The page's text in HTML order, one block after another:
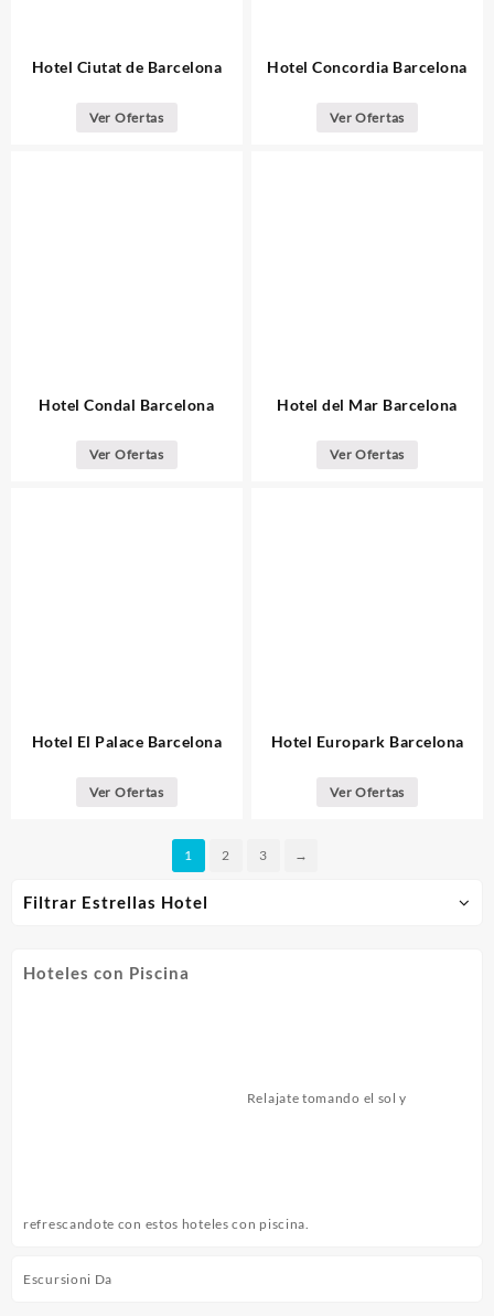
Filtrar Estrellas Hotel
Hotel Ciutat de Barcelona
Ver Ofertas
Hotel Concordia Barcelona
Ver Ofertas
Hotel Condal Barcelona
Ver Ofertas
Hotel del Mar Barcelona
Ver Ofertas
Hotel El Palace Barcelona
Ver Ofertas
Hotel Europark Barcelona
Ver Ofertas
1 2 3 →
Hoteles con Piscina
Relajate tomando el sol y
refrescandote con estos hoteles con piscina.
Escursioni Da